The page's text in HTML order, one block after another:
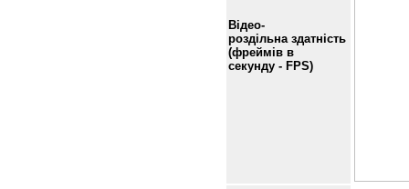
Відео-
роздільна здатність
(фреймів в
секунду - FPS)